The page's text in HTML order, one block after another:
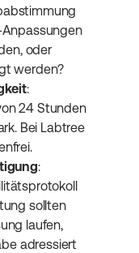
Anpassungen
oder
werden?
:
24 Stunden
Bei Labtree
:
sollten
laufen,
adressiert